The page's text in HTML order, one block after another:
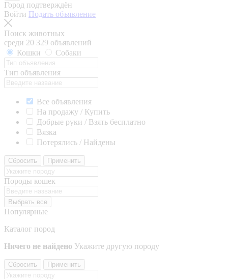
Город подтверждён
Войти Подать объявление
Поиск животных
среди 20 329 объявлений
Кошки
Собаки
Тип объявления
Все объявления
На продажу / Купить
Добрые руки / Взять бесплатно
Вязка
Потерялись / Найдены
Сбросить Применить
Породы кошек
Выбрать все
Популярные
Каталог пород
Ничего не найдено Укажите другую породу
Сбросить Применить